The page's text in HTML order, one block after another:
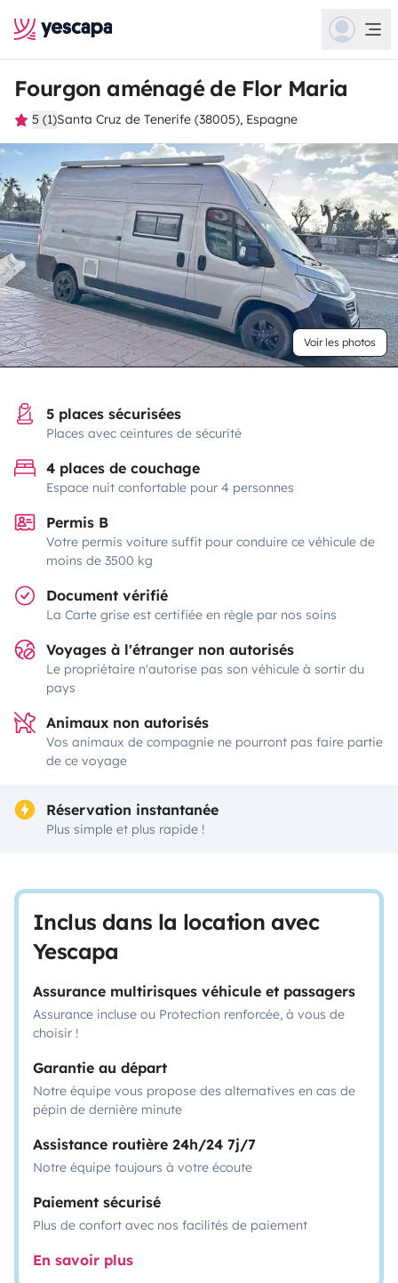
Fourgon aménagé de Flor Maria
5 (1)Santa Cruz de Tenerife (38005), Espagne
Voir les photos
5 places sécurisées
Places avec ceintures de sécurité
4 places de couchage
Espace nuit confortable pour 4 personnes
Permis B
Votre permis voiture suffit pour conduire ce véhicule de
moins de 3500 kg
Document vérifié
La Carte grise est certifiée en règle par nos soins
Voyages à l'étranger non autorisés
Le propriétaire n'autorise pas son véhicule à sortir du
pays
Animaux non autorisés
Vos animaux de compagnie ne pourront pas faire partie
de ce voyage
Réservation instantanée
Plus simple et plus rapide !
Inclus dans la location avec
Yescapa
Assurance multirisques véhicule et passagers
Assurance incluse ou Protection renforcée, à vous de
choisir !
Garantie au départ
Notre équipe vous propose des alternatives en cas de
pépin de dernière minute
Assistance routière 24h/24 7j/7
Notre équipe toujours à votre écoute
Paiement sécurisé
Plus de confort avec nos facilités de paiement
En savoir plus